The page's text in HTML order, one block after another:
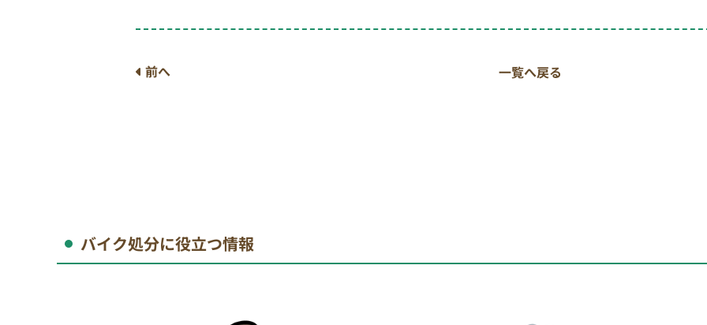
前へ 一覧へ戻る
バイク処分に役立つ情報